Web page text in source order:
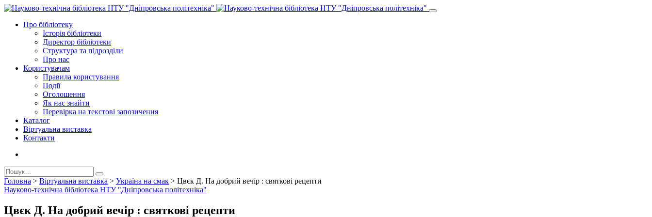
Про бiблiотеку
Історія бібліотеки
Директор бiблiотеки
Структура та підрозділи
Про нас
Користувачам
Правила користування
Події
Оголошення
Як нас знайти
Перевірка на текстові запозичення
Каталог
Віртуальна виставка
Контакти
Головна > Віртуальна виставка > Україна на смак > Цвєк Д. На добрий вечір : святкові рецепти
Науково-технічна бібліотека НТУ "Дніпровська політехніка"
Цвєк Д. На добрий вечір : святкові рецепти